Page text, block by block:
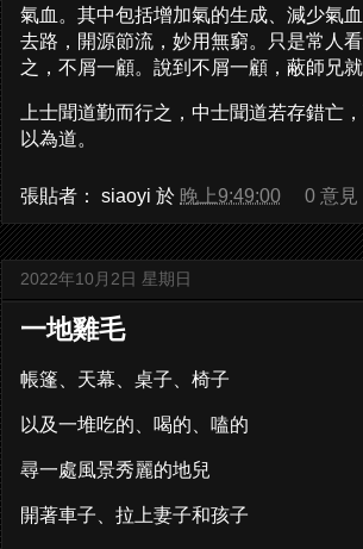
氣血。其中包括增加氣的生成、減少氣
去路，開源節流，妙用無窮。只是常人
之，不屑一顧。說到不屑一顧，蔽師兄就
上士聞道勤而行之，中士聞道若存錯亡
以為道。
張貼者： siaoyi 於 晚上9:49:00 0 意見
2022年10月2日 星期日
一地雞毛
帳篷、天幕、桌子、椅子
以及一堆吃的、喝的、嗑的
尋一處風景秀麗的地兒
開著車子、拉上妻子和孩子